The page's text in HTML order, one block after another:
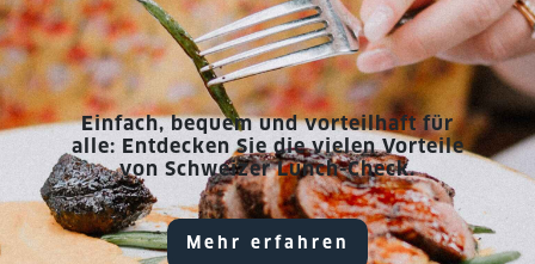
Einfach, bequem und vorteilhaft für
alle: Entdecken Sie die vielen Vorteile
von Schweizer Lunch-Check.
Mehr erfahren